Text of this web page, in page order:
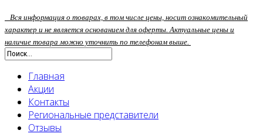
Вся информация о товарах, в том числе цены, носит ознакомительный
характер и не является основанием для оферты. Актуальные цены и
наличие товара можно уточнить по телефонам выше.
Главная
Акции
Контакты
Региональные представители
Отзывы